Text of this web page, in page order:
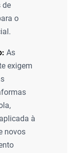
de
o
As
exigem
à
novos